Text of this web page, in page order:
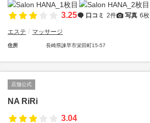
3.25 口コミ 2件 写真 6枚
エステ マッサージ
住所 長崎県諫早市栄田町15-57
店舗公式
NA RiRi
3.04